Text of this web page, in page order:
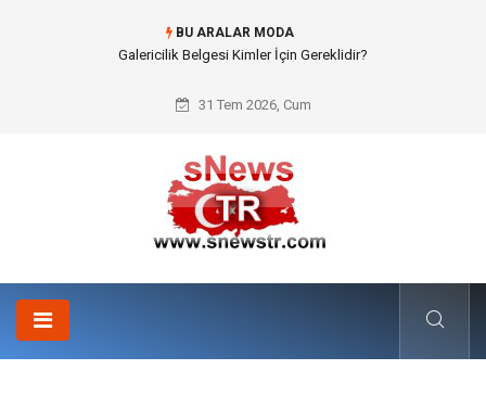
BU ARALAR MODA
Doküman Yönetimi ile Kurumsal Hafızanın Dijitalleşmesi
31 Tem 2026, Cum